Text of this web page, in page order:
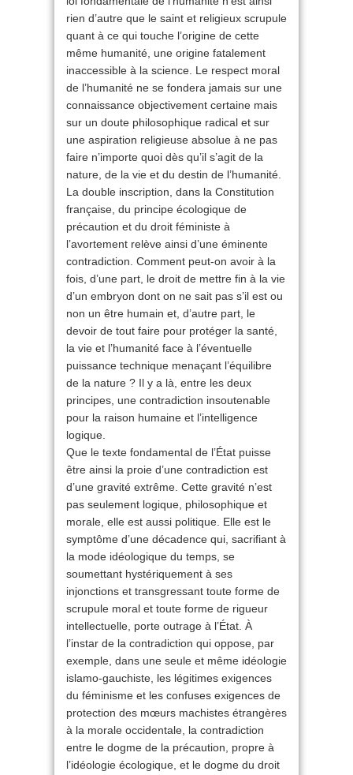
rien d’autre que le saint et religieux scrupule
quant à ce qui touche l’origine de cette
même humanité, une origine fatalement
inaccessible à la science. Le respect moral
de l’humanité ne se fondera jamais sur une
connaissance objectivement certaine mais
sur un doute philosophique radical et sur
une aspiration religieuse absolue à ne pas
faire n’importe quoi dès qu’il s’agit de la
nature, de la vie et du destin de l’humanité.
La double inscription, dans la Constitution
française, du principe écologique de
précaution et du droit féministe à
l’avortement relève ainsi d’une éminente
contradiction. Comment peut-on avoir à la
fois, d’une part, le droit de mettre fin à la vie
d’un embryon dont on ne sait pas s’il est ou
non un être humain et, d’autre part, le
devoir de tout faire pour protéger la santé,
la vie et l’humanité face à l’éventuelle
puissance technique menaçant l’équilibre
de la nature ? Il y a là, entre les deux
principes, une contradiction insoutenable
pour la raison humaine et l’intelligence
logique.
Que le texte fondamental de l’État puisse
être ainsi la proie d’une contradiction est
d’une gravité extrême. Cette gravité n’est
pas seulement logique, philosophique et
morale, elle est aussi politique. Elle est le
symptôme d’une décadence qui, sacrifiant à
la mode idéologique du temps, se
soumettant hystériquement à ses
injonctions et transgressant toute forme de
scrupule moral et toute forme de rigueur
intellectuelle, porte outrage à l’État. À
l’instar de la contradiction qui oppose, par
exemple, dans une seule et même idéologie
islamo-gauchiste, les légitimes exigences
du féminisme et les confuses exigences de
protection des mœurs machistes étrangères
à la morale occidentale, la contradiction
entre le dogme de la précaution, propre à
l’idéologie écologique, et le dogme du droit